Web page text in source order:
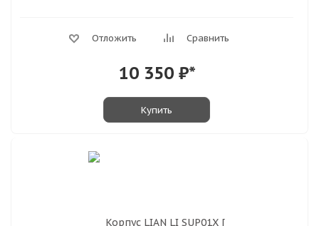
Отложить Сравнить
10 350₽*
Купить